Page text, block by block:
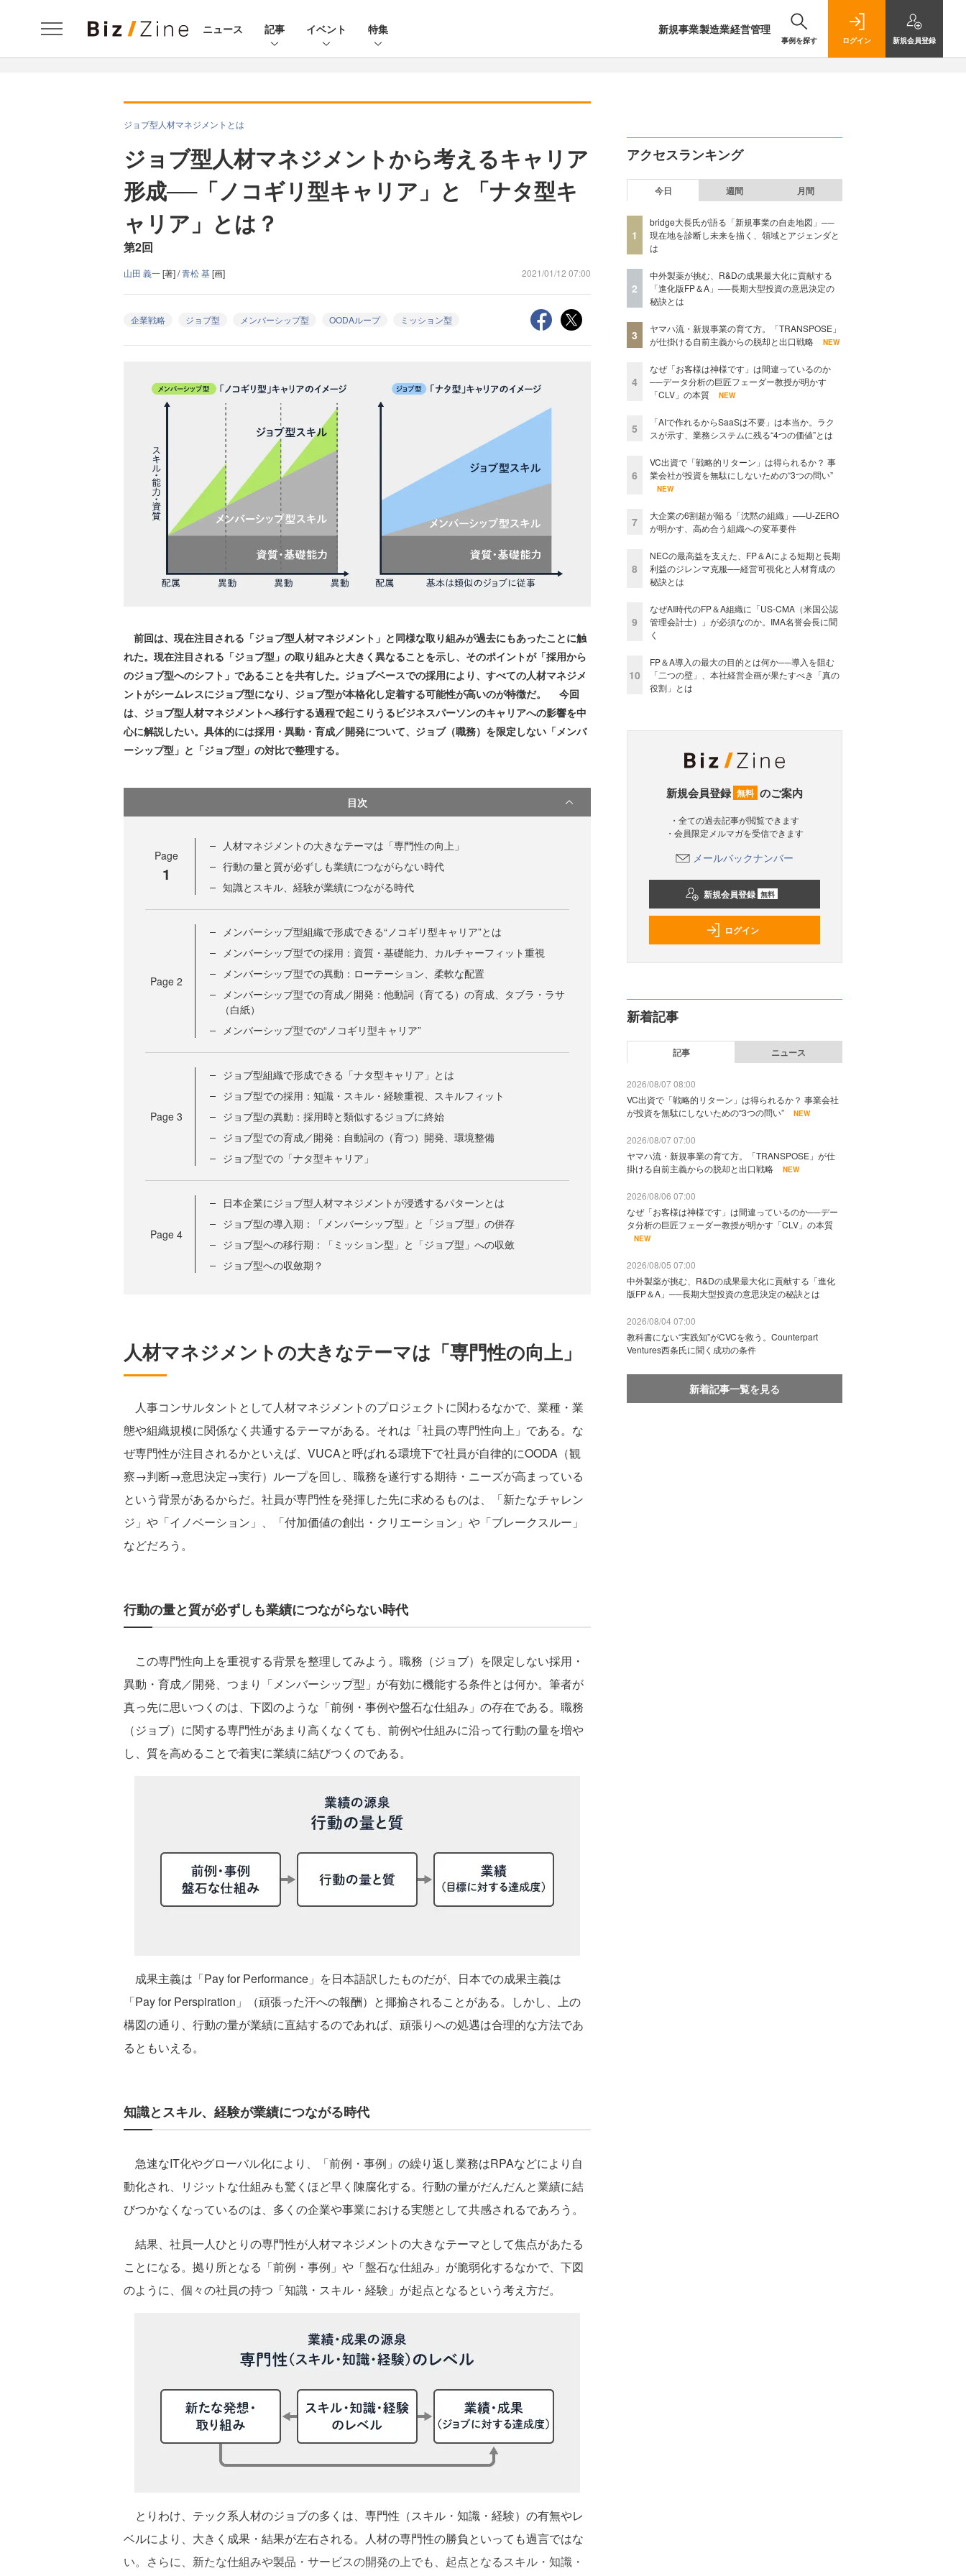
ニュース 記事 イベント 特集 新規事業製造業経営管理
事例を探す ログイン 新規会員登録
ジョブ型人材マネジメントとは
ジョブ型人材マネジメントから考えるキャリア
形成──「ノコギリ型キャリア」と 「ナタ型キ
ャリア」とは？
第2回
山田 義一[著] /青松 基[画] 2021/01/12 07:00
企業戦略 ジョブ型 メンバーシップ型 OODAループ ミッション型
前回は、現在注目される「ジョブ型人材マネジメント」と同様な取り組みが過去にもあったことに触
れた。現在注目される「ジョブ型」の取り組みと大きく異なることを示し、そのポイントが「採用から
のジョブ型へのシフト」であることを共有した。ジョブベースでの採用により、すべての人材マネジメ
ントがシームレスにジョブ型になり、ジョブ型が本格化し定着する可能性が高いのが特徴だ。 今回
は、ジョブ型人材マネジメントへ移行する過程で起こりうるビジネスパーソンのキャリアへの影響を中
心に解説したい。具体的には採用・異動・育成／開発について、ジョブ（職務）を限定しない「メンバ
ーシップ型」と「ジョブ型」の対比で整理する。
目次
Page
1
人材マネジメントの大きなテーマは「専門性の向上」
行動の量と質が必ずしも業績につながらない時代
知識とスキル、経験が業績につながる時代
Page 2
メンバーシップ型組織で形成できる“ノコギリ型キャリア”とは
メンバーシップ型での採用：資質・基礎能力、カルチャーフィット重視
メンバーシップ型での異動：ローテーション、柔軟な配置
メンバーシップ型での育成／開発：他動詞（育てる）の育成、タブラ・ラサ
（白紙）
メンバーシップ型での“ノコギリ型キャリア”
Page 3
ジョブ型組織で形成できる「ナタ型キャリア」とは
ジョブ型での採用：知識・スキル・経験重視、スキルフィット
ジョブ型の異動：採用時と類似するジョブに終始
ジョブ型での育成／開発：自動詞の（育つ）開発、環境整備
ジョブ型での「ナタ型キャリア」
Page 4
日本企業にジョブ型人材マネジメントが浸透するパターンとは
ジョブ型の導入期：「メンバーシップ型」と「ジョブ型」の併存
ジョブ型への移行期：「ミッション型」と「ジョブ型」への収斂
ジョブ型への収斂期？
人材マネジメントの大きなテーマは「専門性の向上」
人事コンサルタントとして人材マネジメントのプロジェクトに関わるなかで、業種・業
態や組織規模に関係なく共通するテーマがある。それは「社員の専門性向上」である。な
ぜ専門性が注目されるかといえば、VUCAと呼ばれる環境下で社員が自律的にOODA（観
察→判断→意思決定→実行）ループを回し、職務を遂行する期待・ニーズが高まっている
という背景があるからだ。社員が専門性を発揮した先に求めるものは、「新たなチャレン
ジ」や「イノベーション」、「付加価値の創出・クリエーション」や「ブレークスルー」
などだろう。
行動の量と質が必ずしも業績につながらない時代
この専門性向上を重視する背景を整理してみよう。職務（ジョブ）を限定しない採用・
異動・育成／開発、つまり「メンバーシップ型」が有効に機能する条件とは何か。筆者が
真っ先に思いつくのは、下図のような「前例・事例や盤石な仕組み」の存在である。職務
（ジョブ）に関する専門性があまり高くなくても、前例や仕組みに沿って行動の量を増や
し、質を高めることで着実に業績に結びつくのである。
成果主義は「Pay for Performance」を日本語訳したものだが、日本での成果主義は
「Pay for Perspiration」（頑張った汗への報酬）と揶揄されることがある。しかし、上の
構図の通り、行動の量が業績に直結するのであれば、頑張りへの処遇は合理的な方法であ
るともいえる。
知識とスキル、経験が業績につながる時代
急速なIT化やグローバル化により、「前例・事例」の繰り返し業務はRPAなどにより自
動化され、リジットな仕組みも驚くほど早く陳腐化する。行動の量がだんだんと業績に結
びつかなくなっているのは、多くの企業や事業における実態として共感されるであろう。
結果、社員一人ひとりの専門性が人材マネジメントの大きなテーマとして焦点があたる
ことになる。拠り所となる「前例・事例」や「盤石な仕組み」が脆弱化するなかで、下図
のように、個々の社員の持つ「知識・スキル・経験」が起点となるという考え方だ。
とりわけ、テック系人材のジョブの多くは、専門性（スキル・知識・経験）の有無やレ
ベルにより、大きく成果・結果が左右される。人材の専門性の勝負といっても過言ではな
い。さらに、新たな仕組みや製品・サービスの開発の上でも、起点となるスキル・知識・
アクセスランキング
今日 週間 月間
1
bridge大長氏が語る「新規事業の自走地図」──
現在地を診断し未来を描く、領域とアジェンダと
は
2
中外製薬が挑む、R&Dの成果最大化に貢献する
「進化版FP＆A」──長期大型投資の意思決定の
秘訣とは
3
ヤマハ流・新規事業の育て方。「TRANSPOSE」
が仕掛ける自前主義からの脱却と出口戦略
NEW
4
なぜ「お客様は神様です」は間違っているのか
──データ分析の巨匠フェーダー教授が明かす
「CLV」の本質
NEW
5
「AIで作れるからSaaSは不要」は本当か。ラク
スが示す、業務システムに残る“4つの価値”とは
6
VC出資で「戦略的リターン」は得られるか？ 事
業会社が投資を無駄にしないための“3つの問い”
NEW
7
大企業の6割超が陥る「沈黙の組織」──U-ZERO
が明かす、高め合う組織への変革要件
8
NECの最高益を支えた、FP＆Aによる短期と長期
利益のジレンマ克服──経営可視化と人材育成の
秘訣とは
9
なぜAI時代のFP＆A組織に「US-CMA（米国公認
管理会計士）」が必須なのか。IMA名誉会長に聞
く
10
FP＆A導入の最大の目的とは何か──導入を阻む
「二つの壁」、本社経営企画が果たすべき「真の
役割」とは
新規会員登録 無料 のご案内
・全ての過去記事が閲覧できます
・会員限定メルマガを受信できます
メールバックナンバー
新規会員登録 無料
ログイン
新着記事
記事 ニュース
2026/08/07 08:00
VC出資で「戦略的リターン」は得られるか？ 事業会社
が投資を無駄にしないための“3つの問い”
NEW
2026/08/07 07:00
ヤマハ流・新規事業の育て方。「TRANSPOSE」が仕
掛ける自前主義からの脱却と出口戦略
NEW
2026/08/06 07:00
なぜ「お客様は神様です」は間違っているのか──デー
タ分析の巨匠フェーダー教授が明かす「CLV」の本質
NEW
2026/08/05 07:00
中外製薬が挑む、R&Dの成果最大化に貢献する「進化
版FP＆A」──長期大型投資の意思決定の秘訣とは
2026/08/04 07:00
教科書にない“実践知”がCVCを救う。Counterpart
Ventures西条氏に聞く成功の条件
新着記事一覧を見る